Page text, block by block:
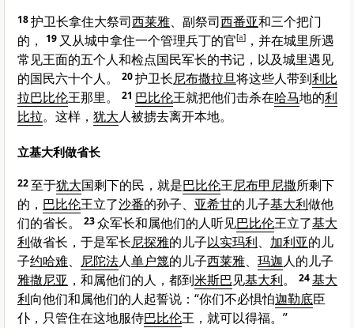
18护卫长拿住大祭司西莱雅、副祭司西番亚和三个把门
的，
19 又从城中拿住一个管理兵丁的官[a] ，并在城里所遇
常见王面的五个人和检点国民军长的书记，以及城里遇见
的国民六十个人。
20护卫长尼布撒拉旦将这些人带到利比
拉巴比伦王那里。 21 巴比伦王就把他们击杀在哈马地的利
比拉。这样， 犹大人被掳去离开本地。
立基大利做省长
22至于犹大国剩下的民，就是巴比伦王尼布甲尼撒所剩下
的， 巴比伦王立了沙番的孙子、 亚希甘的儿子基大利做他
们的省长。
23众军长和属他们的人听见巴比伦王立了基大
利做省长，于是军长尼探雅的儿子以实玛利、 加利亚的儿
子约哈难、 尼陀法人单户篾的儿子西莱雅、 玛迦人的儿子
雅撒尼亚 ，和属他们的人，都到米斯巴见基大利。 24基大
利向他们和属他们的人起誓说：“你们不必惧怕迦勒底臣
仆，只管住在这地服侍巴比伦王，就可以得福。”